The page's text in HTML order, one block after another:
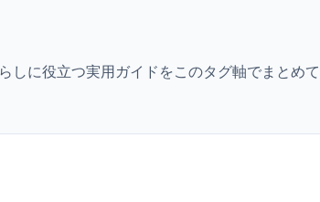
しに役立つ実用ガイドをこのタグ軸でまとめ